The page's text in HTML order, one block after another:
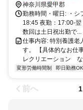
神奈川県愛甲郡
勤務時間・曜日: ・
18:45 夜勤：17:00-
数回は土日祝出勤で...
仕事内容: 特別養護老
す。 【具体的なお仕
レクリエーション な
変形労働時間制 即日勤務OK
前へ 1